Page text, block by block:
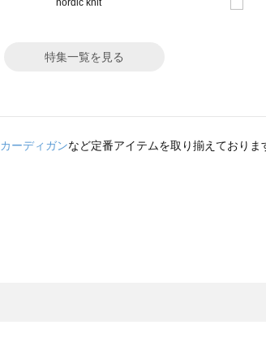
特集一覧を見る
カーディガンなど定番アイテムを取り揃えておりま